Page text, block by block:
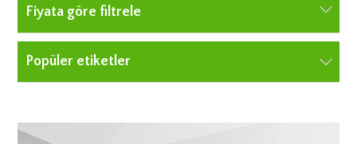
Fiyata göre filtrele
Popüler etiketler